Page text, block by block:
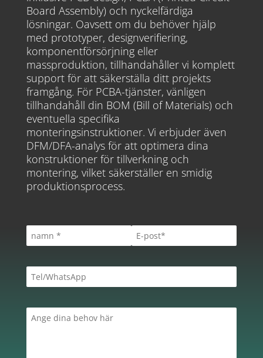
Board Assembly) och nyckelfärdiga
lösningar. Oavsett om du behöver hjälp
med prototyper, designverifiering,
komponentförsörjning eller
massproduktion, tillhandahåller vi komplett
support för att säkerställa ditt projekts
framgång. För PCBA-tjänster, vänligen
tillhandahåll din BOM (Bill of Materials) och
eventuella specifika
monteringsinstruktioner. Vi erbjuder även
DFM/DFA-analys för att optimera dina
konstruktioner för tillverkning och
montering, vilket säkerställer en smidig
produktionsprocess.